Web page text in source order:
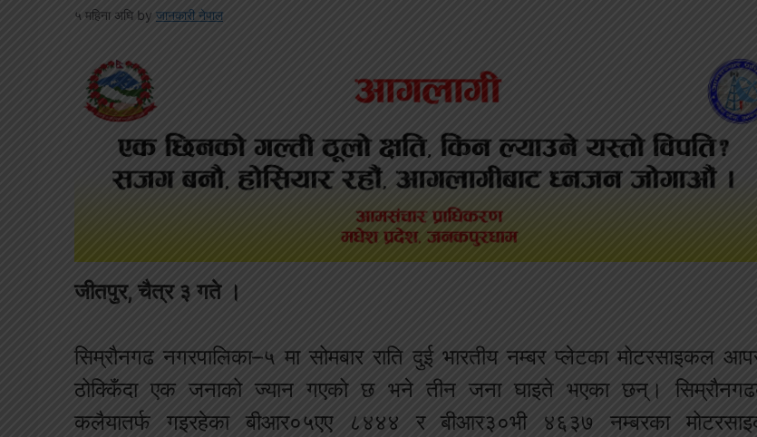
५ महिना अघि by जानकारी नेपाल
जीतपुर, चैत्र ३ गते ।
सिम्रौनगढ नगरपालिका–५ मा सोमबार राति दुई भारतीय नम्बर प्लेटका मोटरसाइकल
ठोक्किँदा एक जनाको ज्यान गएको छ भने तीन जना घाइते भएका छन्।
कलैयातर्फ गइरहेका बीआर०५एए ८४४४ र बीआर३०भी ४६३७ नम्बरका